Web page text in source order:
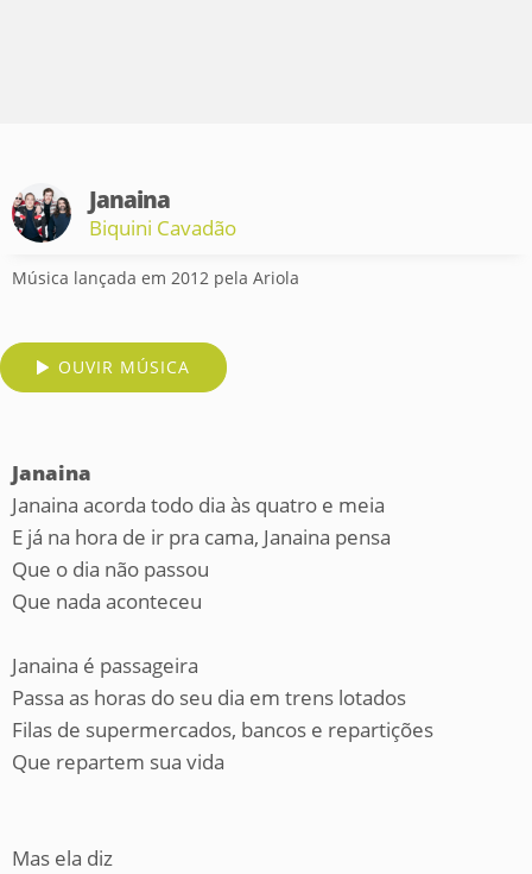
Janaina
Biquini Cavadão
Música lançada em 2012 pela Ariola
OUVIR MÚSICA
Janaina
Janaina acorda todo dia às quatro e meia
E já na hora de ir pra cama, Janaina pensa
Que o dia não passou
Que nada aconteceu
Janaina é passageira
Passa as horas do seu dia em trens lotados
Filas de supermercados, bancos e repartições
Que repartem sua vida
Mas ela diz